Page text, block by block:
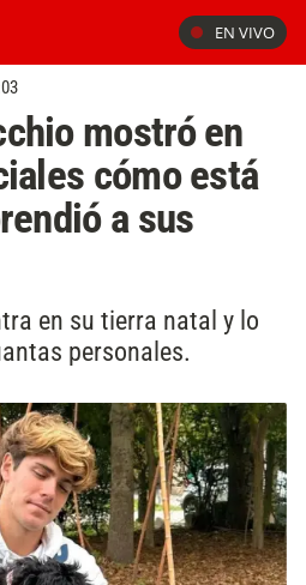
EN VIVO
mostró en
cómo está
a sus
en su tierra natal y lo
personales.